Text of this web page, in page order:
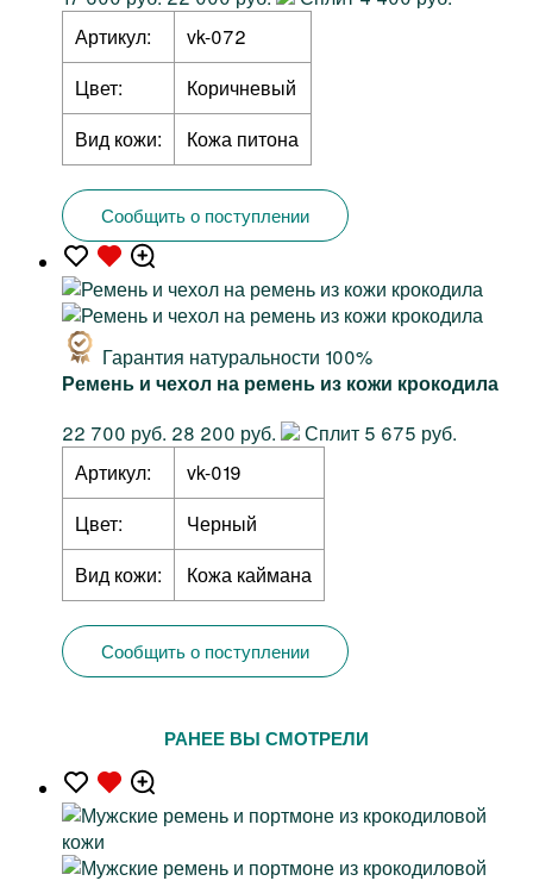
Артикул:
vk-072
Цвет:
Коричневый
Вид кожи:
Кожа питона
Сообщить о поступлении
Гарантия натуральности 100%
Ремень и чехол на ремень из кожи крокодила
22 700 руб. 28 200 руб.
Сплит 5 675 руб.
Артикул:
vk-019
Цвет:
Черный
Вид кожи:
Кожа каймана
Сообщить о поступлении
РАНЕЕ ВЫ СМОТРЕЛИ